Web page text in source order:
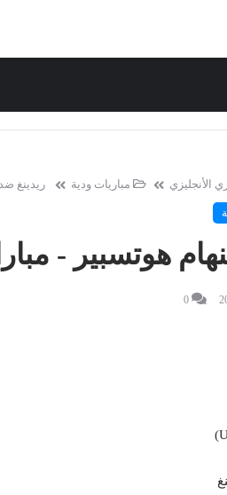
الأنجليزي مباريات ودية ريدينغ ضد
هوتسبير - مباراة
0